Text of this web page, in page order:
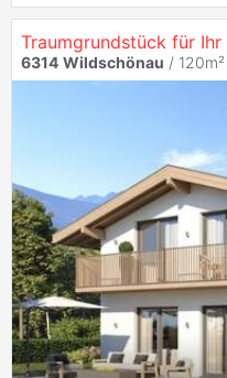
Traumgrundstück für Ihr
6314 Wildschönau / 120m²